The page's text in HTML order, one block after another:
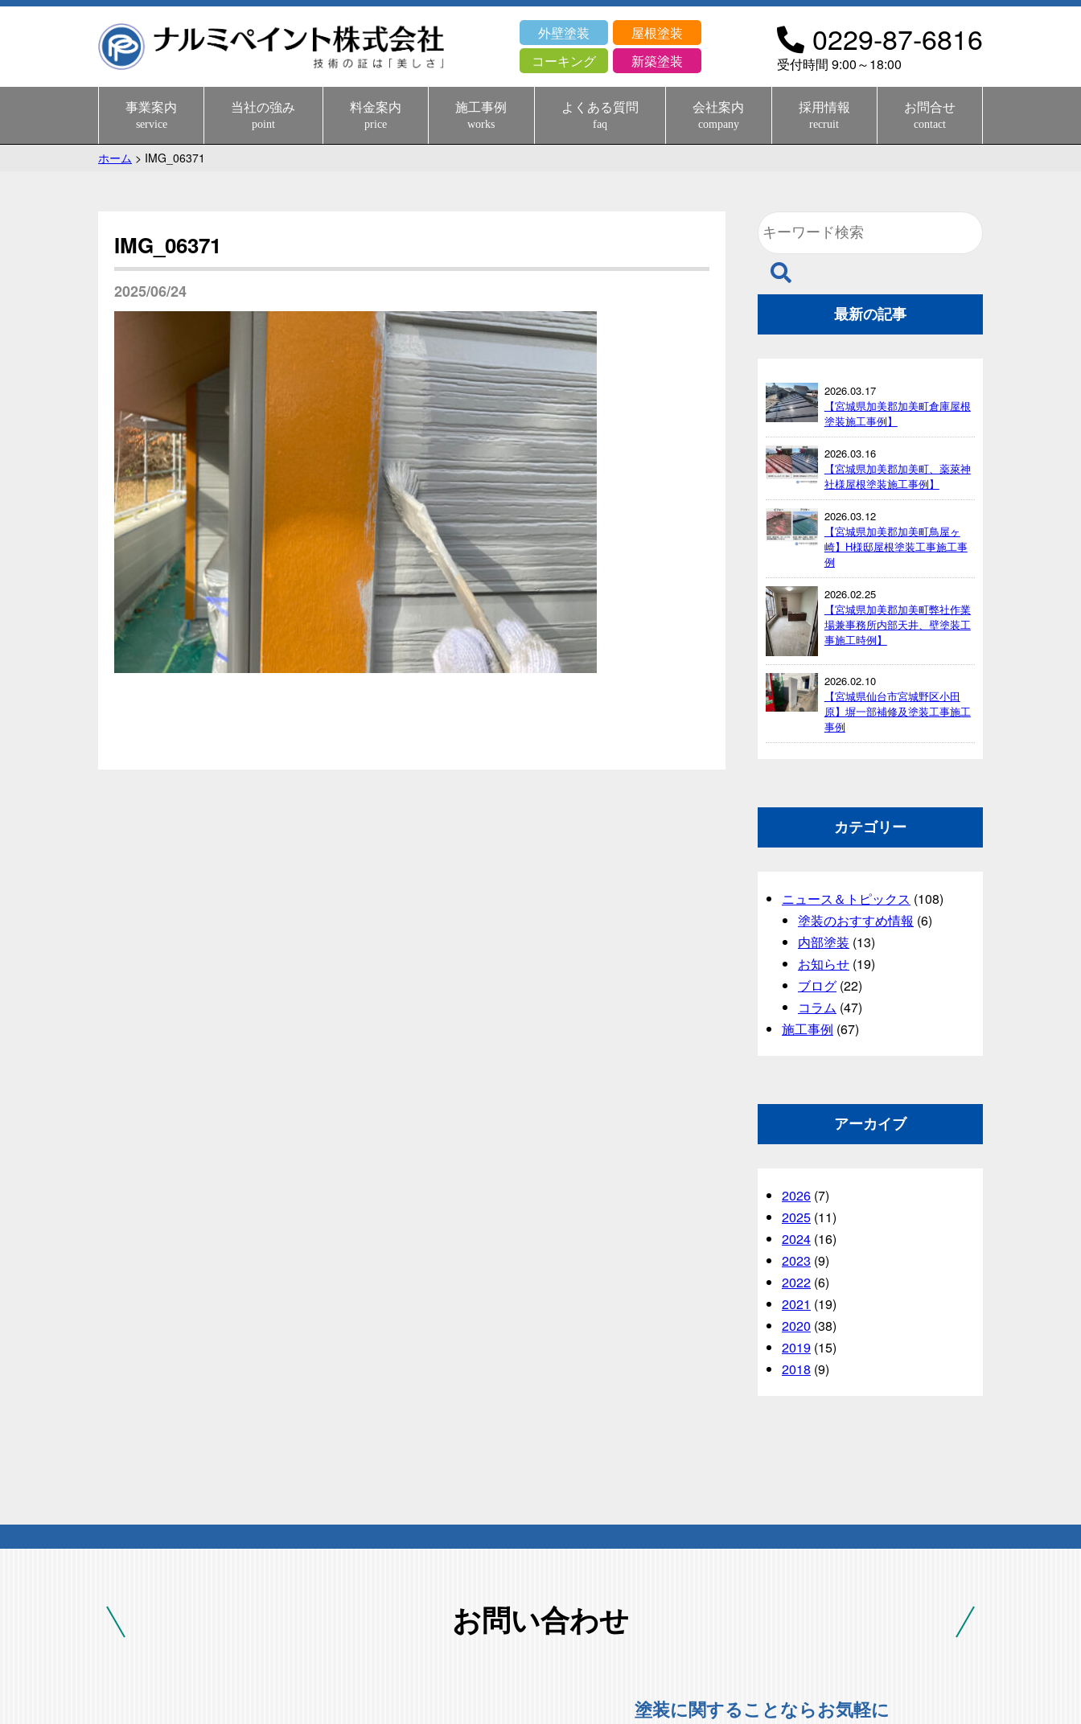
外壁塗装
屋根塗装
コーキング
新築塗装
0229-87-6816
受付時間 9:00～18:00
事業案内
service
当社の強み
point
料金案内
price
施工事例
works
よくある質問
faq
会社案内
company
採用情報
recruit
お問合せ
contact
ホーム > IMG_06371
IMG_06371
2025/06/24
最新の記事
2026.03.17
【宮城県加美郡加美町倉庫屋根
塗装施工事例】
2026.03.16
【宮城県加美郡加美町、薬萊神
社様屋根塗装施工事例】
2026.03.12
【宮城県加美郡加美町鳥屋ヶ
崎】H様邸屋根塗装工事施工事
例
2026.02.25
【宮城県加美郡加美町弊社作業
場兼事務所内部天井、壁塗装工
事施工時例】
2026.02.10
【宮城県仙台市宮城野区小田
原】塀一部補修及塗装工事施工
事例
カテゴリー
ニュース＆トピックス (108)
塗装のおすすめ情報 (6)
内部塗装 (13)
お知らせ (19)
ブログ (22)
コラム (47)
施工事例 (67)
アーカイブ
2026 (7)
2025 (11)
2024 (16)
2023 (9)
2022 (6)
2021 (19)
2020 (38)
2019 (15)
2018 (9)
お問い合わせ
塗装に関することならお気軽に